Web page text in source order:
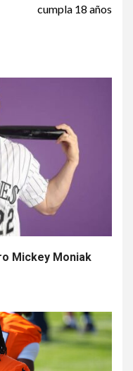
cumpla 18 años
Mickey Moniak